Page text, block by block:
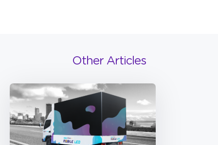
Other Articles